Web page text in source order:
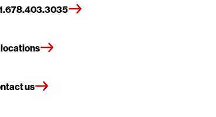
locations
us